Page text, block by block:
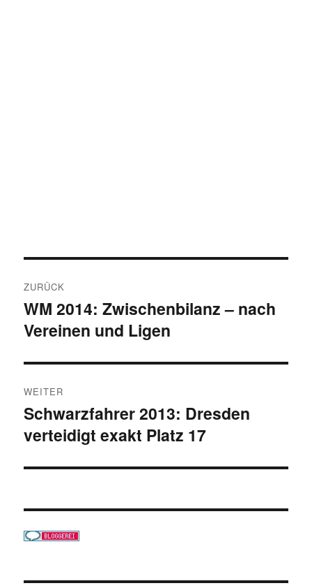
ZURÜCK
Vorheriger
Beitrag:
WM 2014: Zwischenbilanz – nach
Vereinen und Ligen
WEITER
Nächster
Beitrag:
Schwarzfahrer 2013: Dresden
verteidigt exakt Platz 17